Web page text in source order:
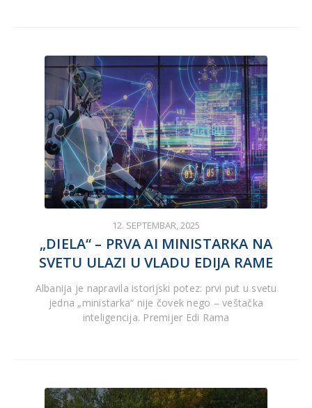
12. SEPTEMBAR, 2025
„DIELA“ – PRVA AI MINISTARKA NA
SVETU ULAZI U VLADU EDIJA RAME
Albanija je napravila istorijski potez: prvi put u svetu
jedna „ministarka“ nije čovek nego – veštačka
inteligencija. Premijer Edi Rama